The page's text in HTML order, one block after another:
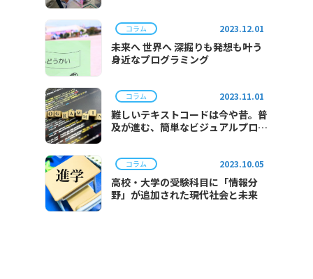
コラム 2023.12.01
未来へ 世界へ 深掘りも発想も叶う
身近なプログラミング
コラム 2023.11.01
難しいテキストコードは今や昔。普
及が進む、簡単なビジュアルプログ
コラム 2023.10.05
高校・大学の受験科目に「情報分
野」が追加された現代社会と未来